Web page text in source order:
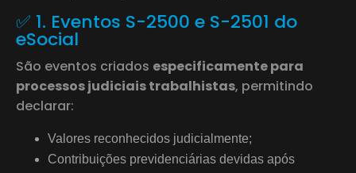
✅ 1. Eventos S-2500 e S-2501 do
eSocial
São eventos criados especificamente para
processos judiciais trabalhistas, permitindo
declarar:
Valores reconhecidos judicialmente;
Contribuições previdenciárias devidas após